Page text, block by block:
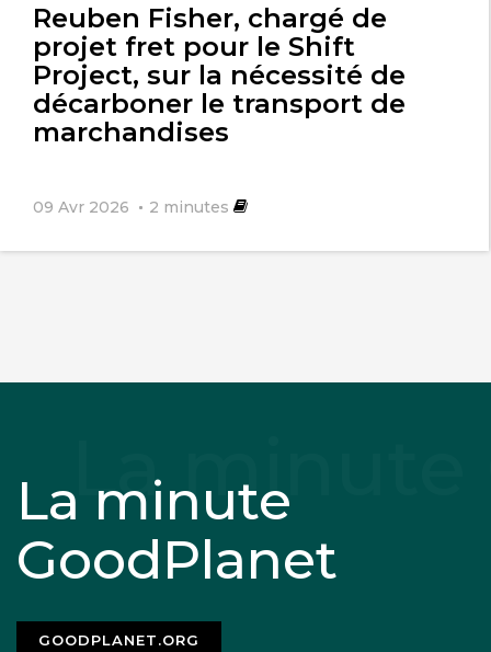
Reuben Fisher, chargé de
projet fret pour le Shift
Project, sur la nécessité de
décarboner le transport de
marchandises
09 Avr 2026 2 minutes
La minute
GoodPlanet
GOODPLANET.ORG